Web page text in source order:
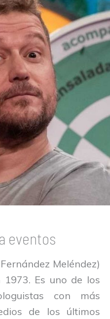
eventos
Meléndez)
Es uno de los
con más
de los últimos